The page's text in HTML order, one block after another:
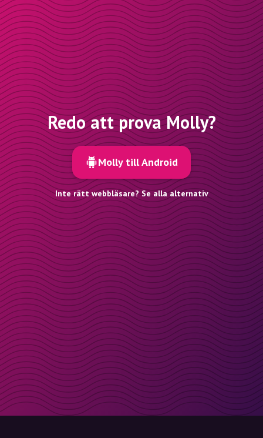
Redo att prova Molly?
Molly till Android
Inte rätt webbläsare? Se alla alternativ